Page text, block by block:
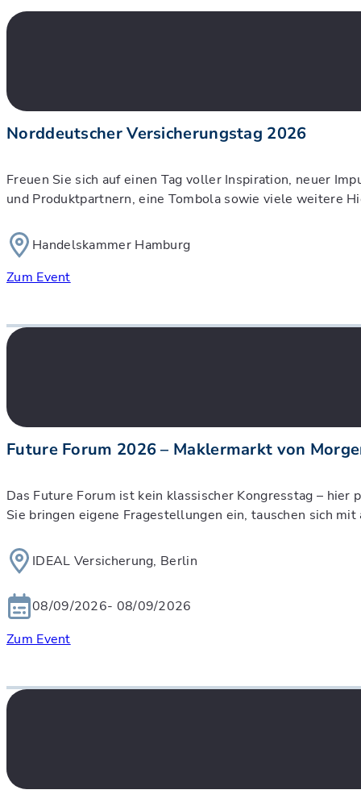
Norddeutscher Versicherungstag 2026
Freuen Sie sich auf einen Tag voller Inspiration, neuer
und Produktpartnern, eine Tombola sowie viele weitere
Handelskammer Hamburg
Zum Event
Future Forum 2026 – Maklermarkt von
Das Future Forum ist kein klassischer Kongresstag –
Sie bringen eigene Fragestellungen ein, tauschen sich
IDEAL Versicherung, Berlin
08/09/2026- 08/09/2026
Zum Event